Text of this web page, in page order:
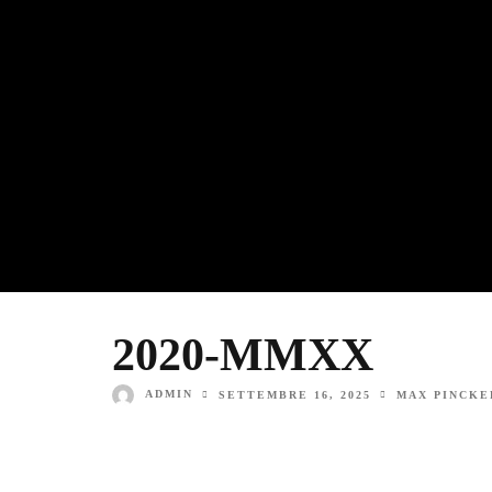
2020-MMXX
ADMIN SETTEMBRE 16, 2025 MAX